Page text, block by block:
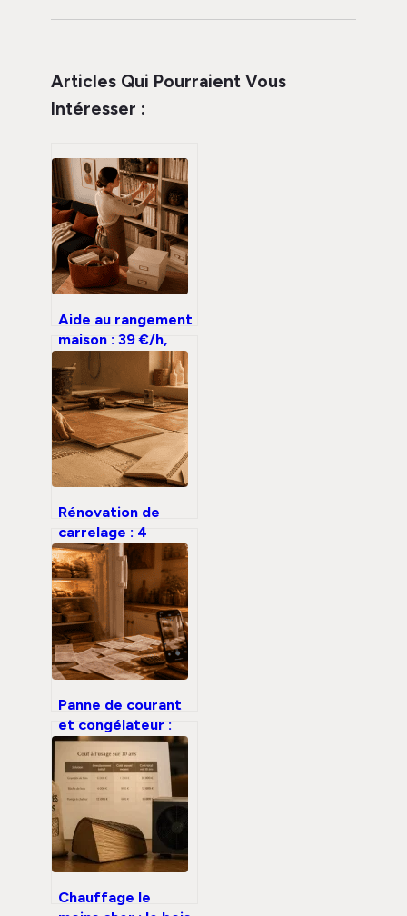
Articles Qui Pourraient Vous
Intéresser :
Aide au rangement
maison : 39 €/h,
sérénité retrouvée
et 4 étapes pour
désencombrer
votre quotidien
Rénovation de
carrelage : 4
étapes
indispensables
pour un chantier
durable et garanti
Panne de courant
et congélateur :
comment obtenir
un remboursement
en 5 étapes
Chauffage le